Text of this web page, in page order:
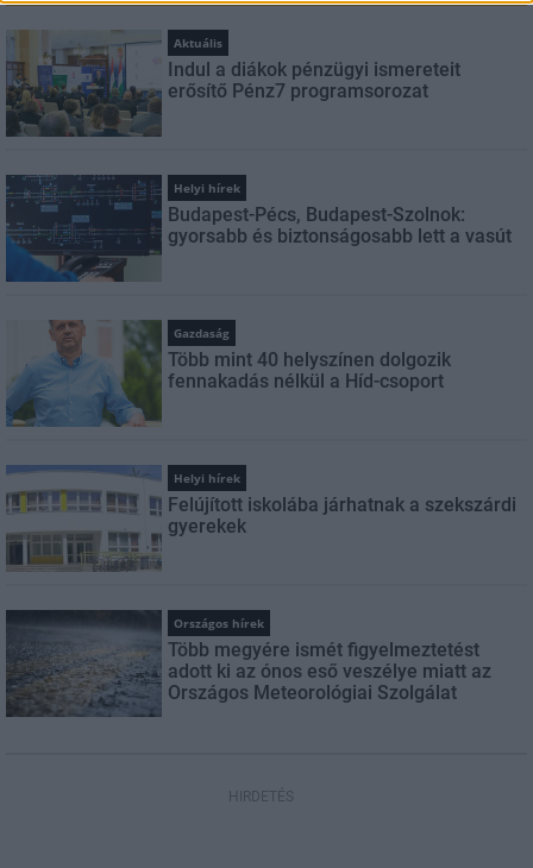
Aktuális
Indul a diákok pénzügyi ismereteit
erősítő Pénz7 programsorozat
Helyi hírek
Budapest-Pécs, Budapest-Szolnok:
gyorsabb és biztonságosabb lett a vasút
Gazdaság
Több mint 40 helyszínen dolgozik
fennakadás nélkül a Híd-csoport
Helyi hírek
Felújított iskolába járhatnak a szekszárdi
gyerekek
Országos hírek
Több megyére ismét figyelmeztetést
adott ki az ónos eső veszélye miatt az
Országos Meteorológiai Szolgálat
HIRDETÉS